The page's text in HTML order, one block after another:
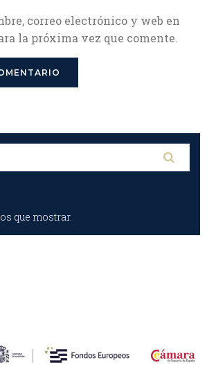
correo electrónico y web en
la próxima vez que comente.
que mostrar.